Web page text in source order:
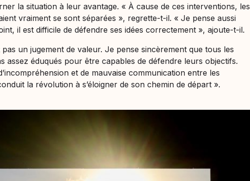
la situation à leur avantage. «À cause de ces interventions, les
vraiment se sont séparées », regrette-t-il. « Je pense aussi
il est difficile de défendre ses idées correctement», ajoute-t-il.
pas un jugement de valeur. Je pense sincèrement que tous les
assez éduqués pour être capables de défendre leurs objectifs.
et de mauvaise communication entre les
la révolution à s’éloigner de son chemin de départ».